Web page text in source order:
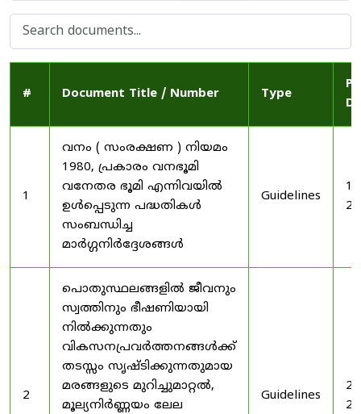
# Document Title / Number Type
1
വനം ( സംരക്ഷണ ) നിയമം
1980, പ്രകാരം വനഭൂമി
വനേതര ഭൂമി എന്നിവയിൽ
ഉൾപ്പെടുന്ന പദ്ധതികൾ
സംബന്ധിച്ച
മാർഗ്ഗനിർദ്ദേശങ്ങൾ
Guidelines
2
പൊതുസ്ഥലങ്ങളിൽ ജീവനും
സ്വത്തിനും ഭീഷണിയായി
നിൽക്കുന്നതും
വികസനപ്രവർത്തനങ്ങൾക്ക്
തടസ്സം സൃഷ്ടിക്കുന്നതുമായ
മരങ്ങളുടെ മുറിച്ചുമാറ്റൽ,
മൂല്യനിർണ്ണയം ലേല
Guidelines